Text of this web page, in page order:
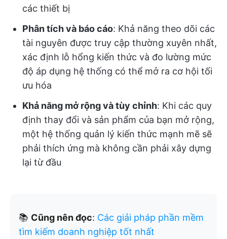
các thiết bị
Phân tích và báo cáo: Khả năng theo dõi các
tài nguyên được truy cập thường xuyên nhất,
xác định lỗ hổng kiến thức và đo lường mức
độ áp dụng hệ thống có thể mở ra cơ hội tối
ưu hóa
Khả năng mở rộng và tùy chỉnh: Khi các quy
định thay đổi và sản phẩm của bạn mở rộng,
một hệ thống quản lý kiến thức mạnh mẽ sẽ
phải thích ứng mà không cần phải xây dựng
lại từ đầu
📚 Cũng nên đọc: Các giải pháp phần mềm
tìm kiếm doanh nghiệp tốt nhất